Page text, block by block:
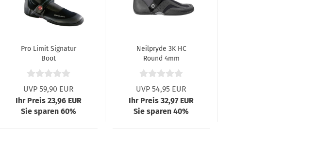
Pro Limit Signatur
Boot
UVP 59,90 EUR
Ihr Preis 23,96 EUR
Sie sparen 60%
Neilpryde 3K HC
Round 4mm
UVP 54,95 EUR
Ihr Preis 32,97 EUR
Sie sparen 40%